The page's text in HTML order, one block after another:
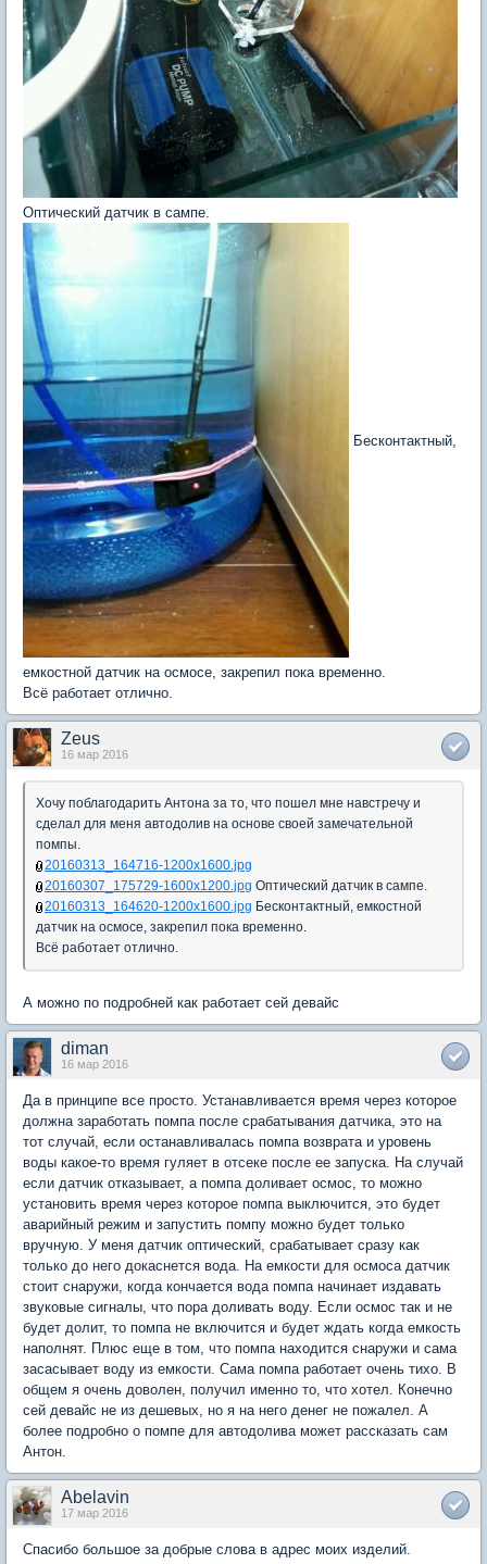
Оптический датчик в сампе.
Бесконтактный,
емкостной датчик на осмосе, закрепил пока временно.
Всё работает отлично.
Zeus
16 мар 2016
Хочу поблагодарить Антона за то, что пошел мне навстречу и
сделал для меня автодолив на основе своей замечательной
помпы.
20160313_164716-1200x1600.jpg
20160307_175729-1600x1200.jpg Оптический датчик в сампе.
20160313_164620-1200x1600.jpg Бесконтактный, емкостной
датчик на осмосе, закрепил пока временно.
Всё работает отлично.
А можно по подробней как работает сей девайс
diman
16 мар 2016
Да в принципе все просто. Устанавливается время через которое
должна заработать помпа после срабатывания датчика, это на
тот случай, если останавливалась помпа возврата и уровень
воды какое-то время гуляет в отсеке после ее запуска. На случай
если датчик отказывает, а помпа доливает осмос, то можно
установить время через которое помпа выключится, это будет
аварийный режим и запустить помпу можно будет только
вручную. У меня датчик оптический, срабатывает сразу как
только до него докаснется вода. На емкости для осмоса датчик
стоит снаружи, когда кончается вода помпа начинает издавать
звуковые сигналы, что пора доливать воду. Если осмос так и не
будет долит, то помпа не включится и будет ждать когда емкость
наполнят. Плюс еще в том, что помпа находится снаружи и сама
засасывает воду из емкости. Сама помпа работает очень тихо. В
общем я очень доволен, получил именно то, что хотел. Конечно
сей девайс не из дешевых, но я на него денег не пожалел. А
более подробно о помпе для автодолива может рассказать сам
Антон.
Abelavin
17 мар 2016
Спасибо большое за добрые слова в адрес моих изделий.